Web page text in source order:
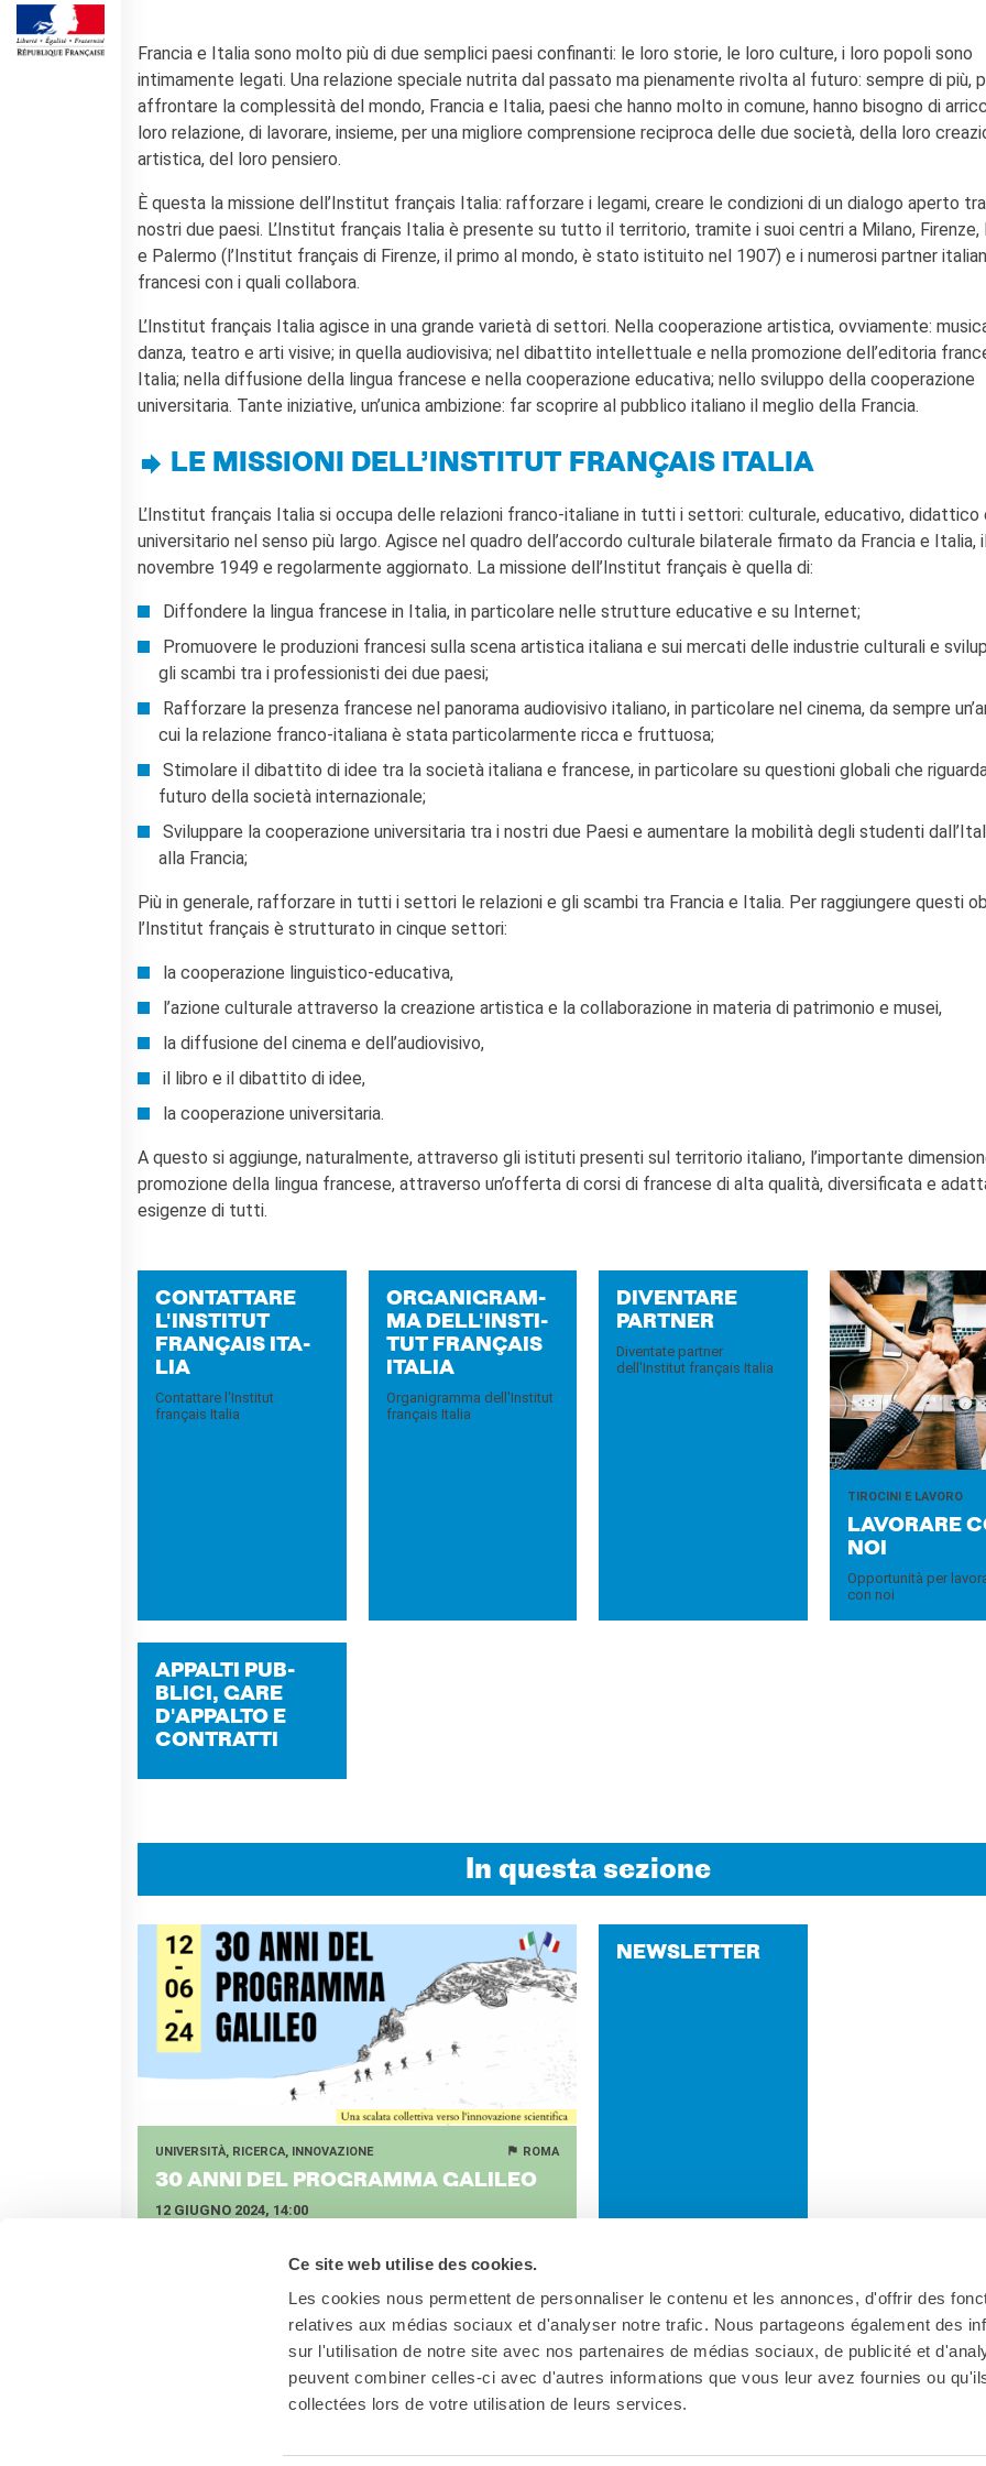
Ce site web utilise des cookies.
Les cookies nous permettent de personnaliser le contenu et les annonces, d'offrir des
relatives aux médias sociaux et d'analyser notre trafic. Nous partageons également des
sur l'utilisation de notre site avec nos partenaires de médias sociaux, de publicité et
peuvent combiner celles-ci avec d'autres informations que vous leur avez fournies ou
collectées lors de votre utilisation de leurs services.
ARTI VISIVE
La festa della musica
Nouveau Grand Tour
Exaequa
Operazioni artistiche
CINEMA E AUDIOVISIVO
Fuori Sala
La Francia al Cinema
Rendez-vous
LIBRI
"DÉBAT D'IDÉES"
Studiare in Francia, grazie a
Doppi titoli
Borse di studio e di
ricerca
Programme
CHI SIAMO
Contatti
Organigramma
Lavorare con noi
d'appalto e contratti
FRANCAIS ITALIA
Le operazioni
I Vantaggi
I contatti
I nostri sostenitori
ARCHIVIO
Dialoghi del Farnese
Farnèse à la page
Incontro italo-francesi sul
mondo di domani
La Notte delle Idee
PERCHÉ IMPARARE IL
FRANCESE
CERCA
Francia e Italia sono molto più di due semplici paesi confinanti: le loro storie, le loro culture, i loro popoli sono
intimamente legati. Una relazione speciale nutrita dal passato ma pienamente rivolta al futuro: sempre di più,
affrontare la complessità del mondo, Francia e Italia, paesi che hanno molto in comune, hanno bisogno di
loro relazione, di lavorare, insieme, per una migliore comprensione reciproca delle due società, della loro
artistica, del loro pensiero.
È questa la missione dell’Institut français Italia: rafforzare i legami, creare le condizioni di un dialogo aperto
nostri due paesi. L’Institut français Italia è presente su tutto il territorio, tramite i suoi centri a Milano, Firenze,
e Palermo (l’Institut français di Firenze, il primo al mondo, è stato istituito nel 1907) e i numerosi partner
francesi con i quali collabora.
L’Institut français Italia agisce in una grande varietà di settori. Nella cooperazione artistica, ovviamente:
danza, teatro e arti visive; in quella audiovisiva; nel dibattito intellettuale e nella promozione dell’editoria
Italia; nella diffusione della lingua francese e nella cooperazione educativa; nello sviluppo della cooperazione
universitaria. Tante iniziative, un’unica ambizione: far scoprire al pubblico italiano il meglio della Francia.
LE MISSIONI DELL’INSTITUT FRANÇAIS ITALIA
L’Institut français Italia si occupa delle relazioni franco-italiane in tutti i settori: culturale, educativo, didattico
universitario nel senso più largo. Agisce nel quadro dell’accordo culturale bilaterale firmato da Francia e Italia,
novembre 1949 e regolarmente aggiornato. La missione dell’Institut français è quella di:
Diffondere la lingua francese in Italia, in particolare nelle strutture educative e su Internet;
Promuovere le produzioni francesi sulla scena artistica italiana e sui mercati delle industrie culturali e
gli scambi tra i professionisti dei due paesi;
Rafforzare la presenza francese nel panorama audiovisivo italiano, in particolare nel cinema, da sempre
cui la relazione franco-italiana è stata particolarmente ricca e fruttuosa;
Stimolare il dibattito di idee tra la società italiana e francese, in particolare su questioni globali che
futuro della società internazionale;
Sviluppare la cooperazione universitaria tra i nostri due Paesi e aumentare la mobilità degli studenti
alla Francia;
Più in generale, rafforzare in tutti i settori le relazioni e gli scambi tra Francia e Italia. Per raggiungere questi
l’Institut français è strutturato in cinque settori:
la cooperazione linguistico-educativa,
l’azione culturale attraverso la creazione artistica e la collaborazione in materia di patrimonio e musei,
la diffusione del cinema e dell’audiovisivo,
il libro e il dibattito di idee,
la cooperazione universitaria.
A questo si aggiunge, naturalmente, attraverso gli istituti presenti sul territorio italiano, l’importante
promozione della lingua francese, attraverso un’offerta di corsi di francese di alta qualità, diversificata e
esigenze di tutti.
CON­TAT­TA­RE
L'IN­STI­TUT
FRANÇAIS ITA­
LIA
Contattare l'Institut
français Italia
OR­GA­NI­GRAM­
MA DEL­L'IN­STI­
TUT FRANÇAIS
ITA­LIA
Organigramma dell'Institut
français Italia
DI­VEN­TA­RE
PART­NER
Diventate partner
dell'Institut français Italia
TIROCINI E LAVORO
LA­VO­RA­RE
NOI
Opportunità per
con noi
AP­PAL­TI PUB­
BLI­CI, GARE
D'AP­PAL­TO E
CON­TRAT­TI
In questa sezione
UNIVERSITÀ, RICERCA, INNOVAZIONE ROMA
30 ANNI DEL PRO­GRAM­MA GA­LI­LEO
12 GIUGNO 2024, 14:00
NEW­SLET­TER